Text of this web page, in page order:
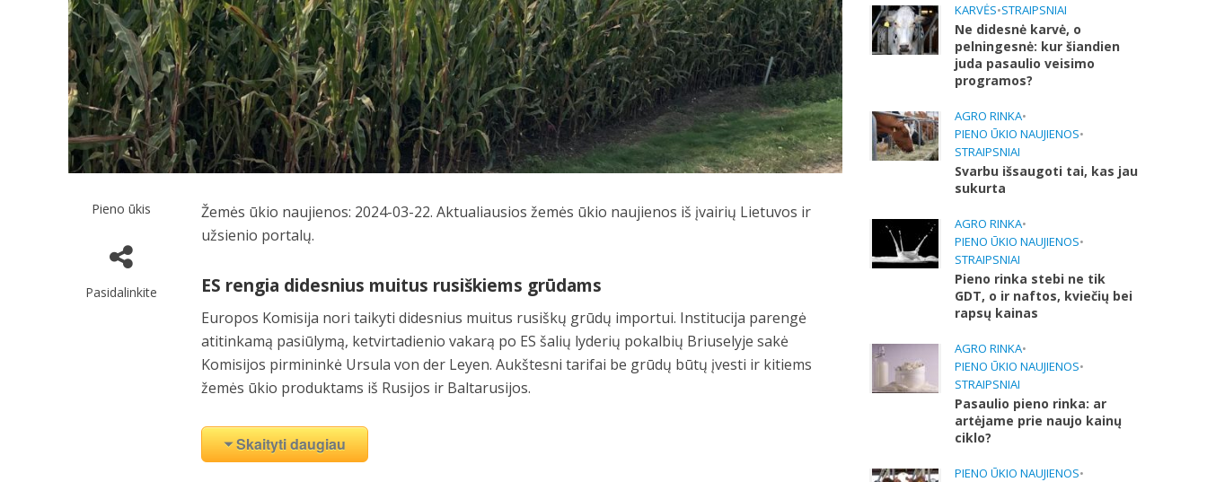
Pieno ūkis
Pasidalinkite
Žemės ūkio naujienos: 2024-03-22. Aktualiausios žemės ūkio naujienos iš įvairių Lietuvos ir
užsienio portalų.
ES rengia didesnius muitus rusiškiems grūdams
Europos Komisija nori taikyti didesnius muitus rusiškų grūdų importui. Institucija parengė
atitinkamą pasiūlymą, ketvirtadienio vakarą po ES šalių lyderių pokalbių Briuselyje sakė
Komisijos pirmininkė Ursula von der Leyen. Aukštesni tarifai be grūdų būtų įvesti ir kitiems
žemės ūkio produktams iš Rusijos ir Baltarusijos.
Skaityti daugiau
KARVĖS•STRAIPSNIAI
Ne didesnė karvė, o
pelningesnė: kur šiandien
juda pasaulio veisimo
programos?
AGRO RINKA•
PIENO ŪKIO NAUJIENOS•
STRAIPSNIAI
Svarbu išsaugoti tai, kas jau
sukurta
AGRO RINKA•
PIENO ŪKIO NAUJIENOS•
STRAIPSNIAI
Pieno rinka stebi ne tik
GDT, o ir naftos, kviečių bei
rapsų kainas
AGRO RINKA•
PIENO ŪKIO NAUJIENOS•
STRAIPSNIAI
Pasaulio pieno rinka: ar
artėjame prie naujo kainų
ciklo?
PIENO ŪKIO NAUJIENOS•